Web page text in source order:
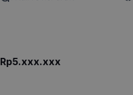
Rp5.xxx.xxx